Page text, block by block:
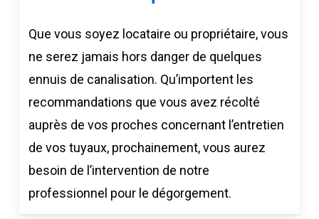
Que vous soyez locataire ou propriétaire, vous
ne serez jamais hors danger de quelques
ennuis de canalisation. Qu’importent les
recommandations que vous avez récolté
auprès de vos proches concernant l’entretien
de vos tuyaux, prochainement, vous aurez
besoin de l’intervention de notre
professionnel pour le dégorgement.